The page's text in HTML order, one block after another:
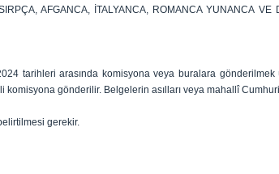
AFGANCA, İTALYANCA, ROMANCA YUNANCA
tarihleri arasında komisyona veya buralara
gönderilir. Belgelerin asılları veya mahallî
gerekir.